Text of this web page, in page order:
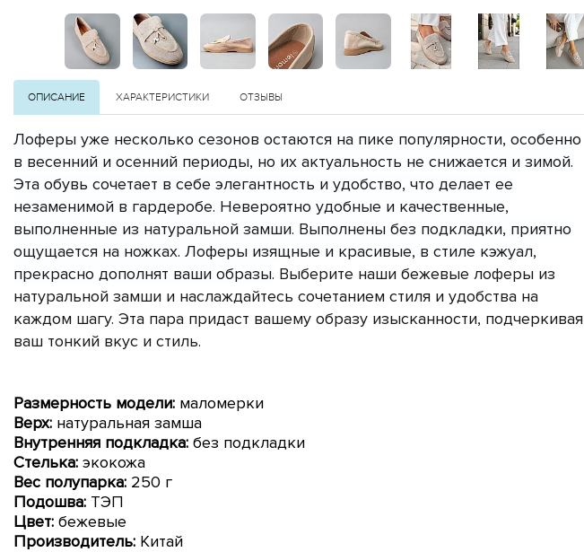
ОПИСАНИЕ ХАРАКТЕРИСТИКИ ОТЗЫВЫ
Лоферы уже несколько сезонов остаются на пике популярности, особенно
в весенний и осенний периоды, но их актуальность не снижается и зимой.
Эта обувь сочетает в себе элегантность и удобство, что делает ее
незаменимой в гардеробе. Невероятно удобные и качественные,
выполненные из натуральной замши. Выполнены без подкладки, приятно
ощущается на ножках. Лоферы изящные и красивые, в стиле кэжуал,
прекрасно дополнят ваши образы. Выберите наши бежевые лоферы из
натуральной замши и наслаждайтесь сочетанием стиля и удобства на
каждом шагу. Эта пара придаст вашему образу изысканности, подчеркивая
ваш тонкий вкус и стиль.
Размерность модели: маломерки
Верх: натуральная замша
Внутренняя подкладка: без подкладки
Стелька: экокожа
Вес полупарка: 250 г
Подошва: ТЭП
Цвет: бежевые
Производитель: Китай